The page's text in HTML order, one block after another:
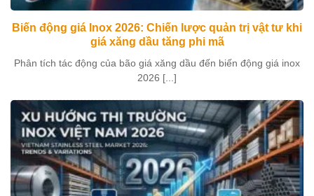
Biến động giá Inox 2026: Chiến lược quản trị vật tư khi
giá xăng dầu tăng phi mã
Phân tích tác động của bão giá xăng dầu đến biến động giá inox
2026 [...]